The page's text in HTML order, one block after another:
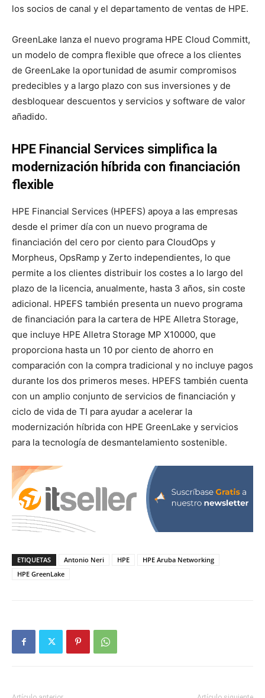
los socios de canal y el departamento de ventas de HPE.
GreenLake lanza el nuevo programa HPE Cloud Committ,
un modelo de compra flexible que ofrece a los clientes
de GreenLake la oportunidad de asumir compromisos
predecibles y a largo plazo con sus inversiones y de
desbloquear descuentos y servicios y software de valor
añadido.
HPE Financial Services simplifica la
modernización híbrida con financiación
flexible
HPE Financial Services (HPEFS) apoya a las empresas
desde el primer día con un nuevo programa de
financiación del cero por ciento para CloudOps y
Morpheus, OpsRamp y Zerto independientes, lo que
permite a los clientes distribuir los costes a lo largo del
plazo de la licencia, anualmente, hasta 3 años, sin coste
adicional. HPEFS también presenta un nuevo programa
de financiación para la cartera de HPE Alletra Storage,
que incluye HPE Alletra Storage MP X10000, que
proporciona hasta un 10 por ciento de ahorro en
comparación con la compra tradicional y no incluye pagos
durante los dos primeros meses. HPEFS también cuenta
con un amplio conjunto de servicios de financiación y
ciclo de vida de TI para ayudar a acelerar la
modernización híbrida con HPE GreenLake y servicios
para la tecnología de desmantelamiento sostenible.
ETIQUETAS Antonio Neri HPE
HPE Aruba Networking
HPE GreenLake